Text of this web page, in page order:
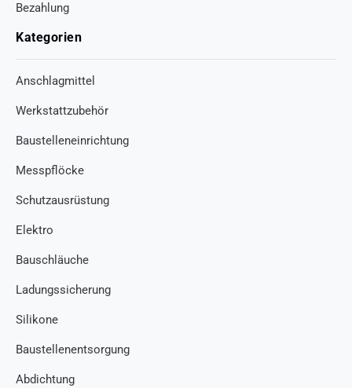
Bezahlung
Kategorien
Anschlagmittel
Werkstattzubehör
Baustelleneinrichtung
Messpflöcke
Schutzausrüstung
Elektro
Bauschläuche
Ladungssicherung
Silikone
Baustellenentsorgung
Abdichtung